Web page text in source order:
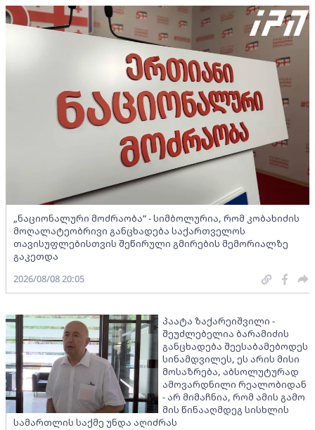
„ნაციონალური მოძრაობა“ - სიმბოლურია, რომ კობახიძის
მოღალატეობრივი განცხადება საქართველოს
თავისუფლებისთვის შეწირული გმირების მემორიალზე
გაკეთდა
2026/08/08 20:05
პაატა ზაქარეიშვილი -
შეუძლებელია ბარამიძის
განცხადება შეესაბამებოდეს
სინამდვილეს, ეს არის მისი
მოსაზრება, აბსოლუტურად
ამოვარდნილი რეალობიდან
- არ მიმაჩნია, რომ ამის გამო
მის წინააღმდეგ სისხლის
სამართლის საქმე უნდა აღიძრას